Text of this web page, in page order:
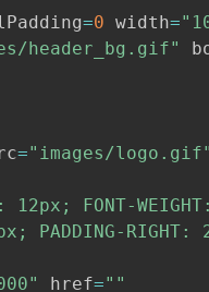
=0 width=
header_bg.gif"
="images/logo.gif"
12px; FONT-
PADDING-RIGHT:
href=""